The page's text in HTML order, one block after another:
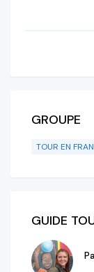
GROUPE
TOUR EN
GUIDE